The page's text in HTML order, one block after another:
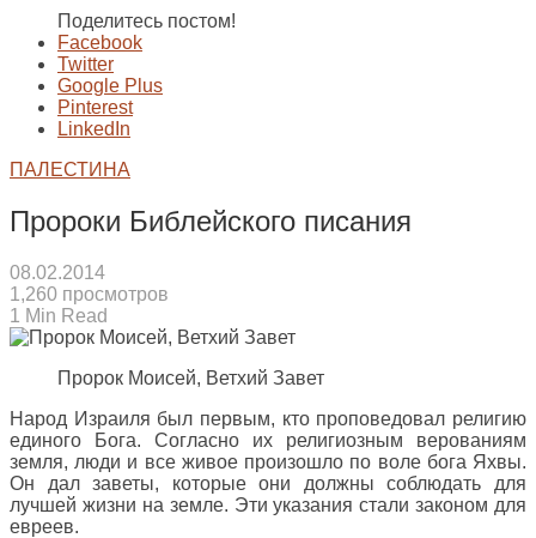
Поделитесь постом!
Facebook
Twitter
Google Plus
Pinterest
LinkedIn
ПАЛЕСТИНА
Пророки Библейского писания
08.02.2014
1,260 просмотров
1 Min Read
Пророк Моисей, Ветхий Завет
Народ Израиля был первым, кто проповедовал религию
единого Бога. Согласно их религиозным верованиям
земля, люди и все живое произошло по воле бога Яхвы.
Он дал заветы, которые они должны соблюдать для
лучшей жизни на земле. Эти указания стали законом для
евреев.